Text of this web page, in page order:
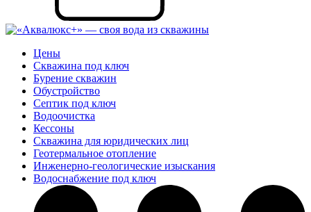
Цены
Скважина под ключ
Бурение скважин
Обустройство
Септик под ключ
Водоочистка
Кессоны
Скважина для юридических лиц
Геотермальное отопление
Инженерно-геологические изыскания
Водоснабжение под ключ